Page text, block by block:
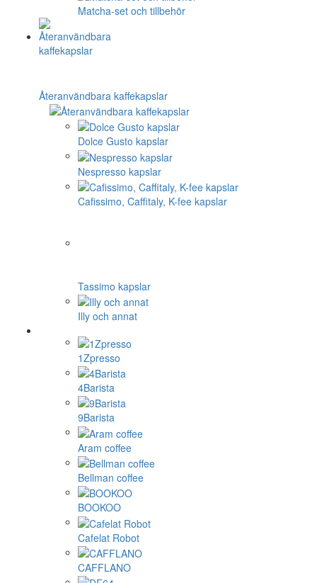
Matcha-set och tillbehör
Återanvändbara kaffekapslar
Dolce Gusto kapslar
Nespresso kapslar
Cafissimo, Caffitaly, K-fee kapslar
Tassimo kapslar
Illy och annat
1Zpresso
4Barista
9Barista
Aram coffee
Bellman coffee
BOOKOO
Cafelat Robot
CAFFLANO